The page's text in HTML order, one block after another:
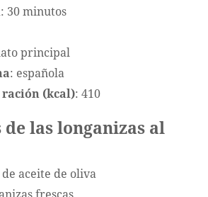
: 30 minutos
principal
: española
(kcal): 410
las longanizas al
aceite de oliva
frescas